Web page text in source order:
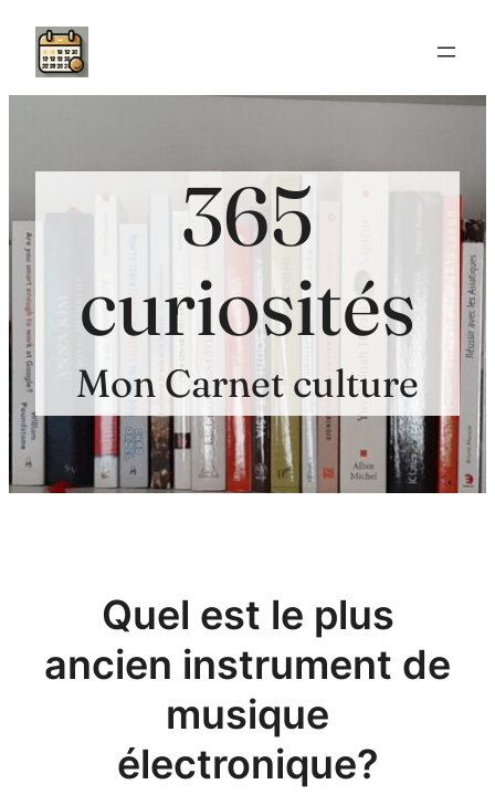
Aller
contenu
365
curiosités
Mon Carnet culture
Quel est le plus
ancien instrument de
musique
électronique?